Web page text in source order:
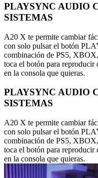
PLAYSYNC AUDIO
SISTEMAS
A20 X te permite cambiar
con solo pulsar el botón
combinación de PS5,
toca el botón para reproducir
en la consola que quieras.
PLAYSYNC AUDIO
SISTEMAS
A20 X te permite cambiar
con solo pulsar el botón
combinación de PS5,
toca el botón para reproducir
en la consola que quieras.